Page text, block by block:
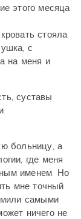
этого месяца
стояла
с
на меня и
суставы
больницу, а
где меня
именем. Но
мне точный
самыми
ничего не